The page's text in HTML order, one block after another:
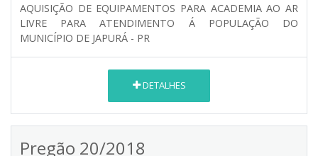
AQUISIÇÃO DE EQUIPAMENTOS PARA ACADEMIA AO AR
LIVRE PARA ATENDIMENTO Á POPULAÇÃO DO
MUNICÍPIO DE JAPURÁ - PR
DETALHES
Pregão 20/2018